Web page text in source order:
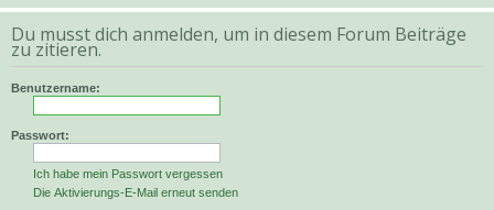
uc
he
Du musst dich anmelden, um in diesem Forum Beiträge
zu zitieren.
Benutzername:
Passwort:
Ich habe mein Passwort vergessen
Die Aktivierungs-E-Mail erneut senden